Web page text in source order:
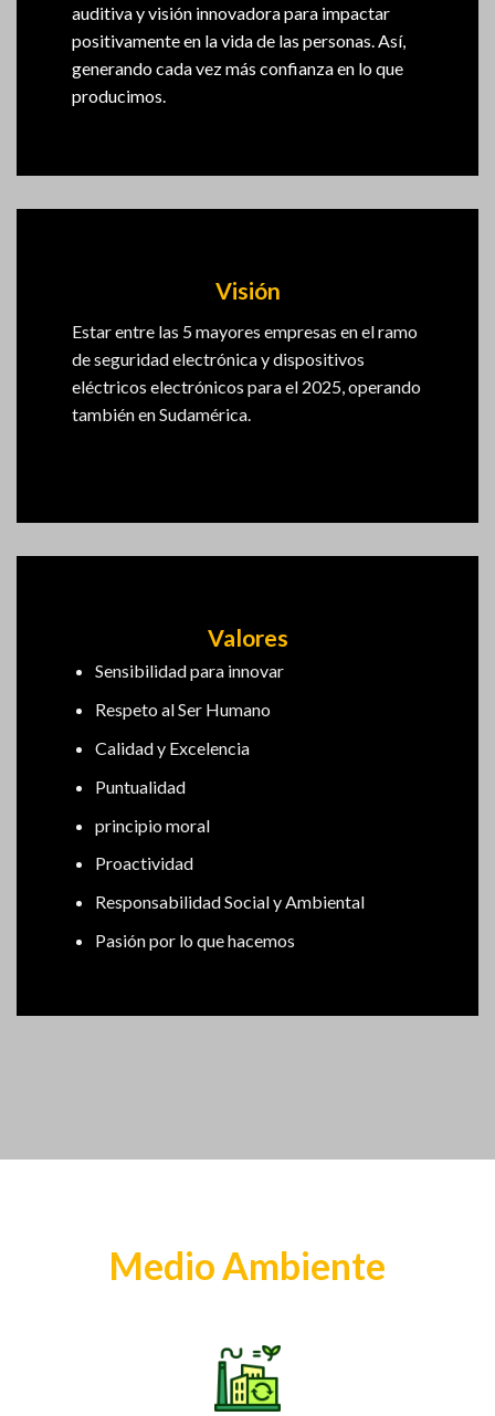
auditiva y visión innovadora para impactar
positivamente en la vida de las personas. Así,
generando cada vez más confianza en lo que
producimos.
Visión
Estar entre las 5 mayores empresas en el ramo
de seguridad electrónica y dispositivos
eléctricos electrónicos para el 2025, operando
también en Sudamérica.
Valores
Sensibilidad para innovar
Respeto al Ser Humano
Calidad y Excelencia
Puntualidad
principio moral
Proactividad
Responsabilidad Social y Ambiental
Pasión por lo que hacemos
Medio Ambiente